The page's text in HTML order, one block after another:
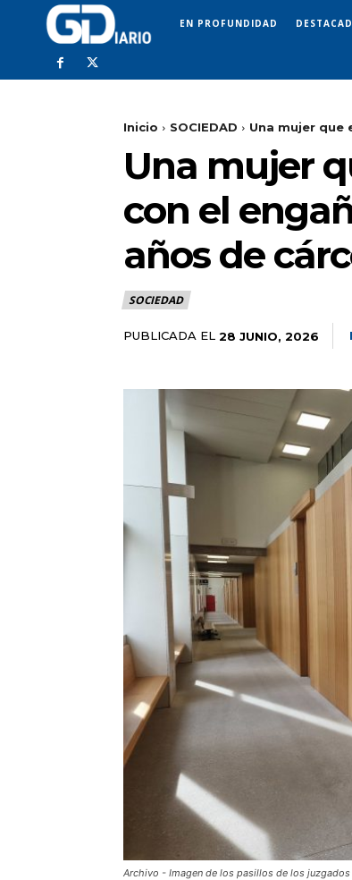
EN PROFUNDIDAD
Inicio SOCIEDAD Una mujer que
Una mujer
con el
años de
SOCIEDAD
PUBLICADA EL 28 JUNIO, 2026
Archivo - Imagen de los pasillos de los juzgados